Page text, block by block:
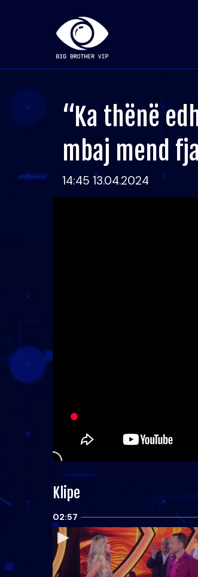
“Ka thënë
mbaj mend
14:45 13.04.2024
Klipe
02:57